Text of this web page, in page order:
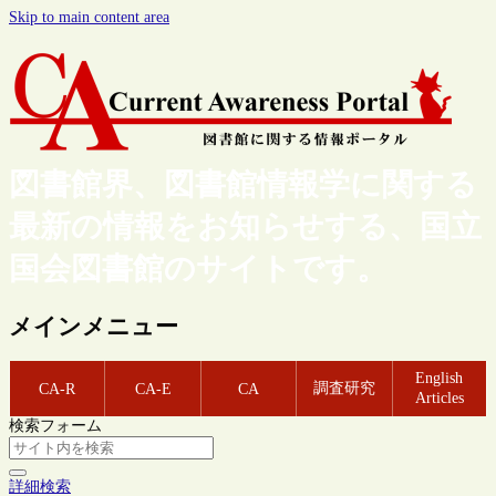
Skip to main content area
図書館界、図書館情報学に関する
最新の情報をお知らせする、国立
国会図書館のサイトです。
メインメニュー
CA-R CA-E CA 調査研究
English
Articles
検索フォーム
詳細検索